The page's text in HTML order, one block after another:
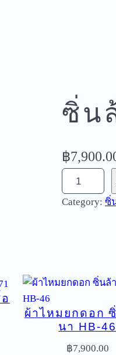
ซิ่น
฿
น
ล้
ไ
มี
เ
Category: ซิ่
ผ้าไหมยกดอก
นา HB-46
฿7,900.00